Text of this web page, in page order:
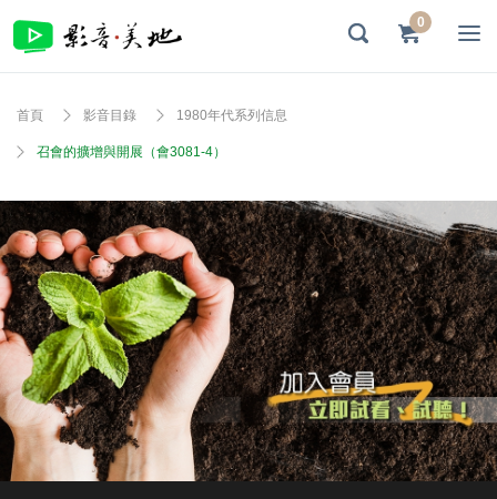
0
首頁 影音目錄 1980年代系列信息
召會的擴增與開展（會3081-4）